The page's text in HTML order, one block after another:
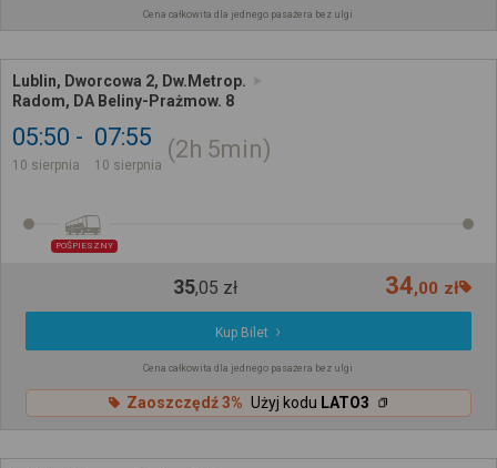
Cena całkowita dla jednego pasażera bez ulgi
Lublin, Dworcowa 2, Dw.Metrop.
Radom, DA Beliny-Prażmow. 8
05:50
10 sierpnia
07:55
10 sierpnia
2h 5min
POŚPIESZNY
35,05 zł 34,00 zł
Kup Bilet
Cena całkowita dla jednego pasażera bez ulgi
Zaoszczędź 3% Użyj kodu LATO3